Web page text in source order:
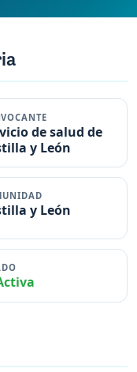
de salud de
y León
y León